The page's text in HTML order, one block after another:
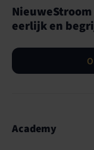
eerlijk en
Academy